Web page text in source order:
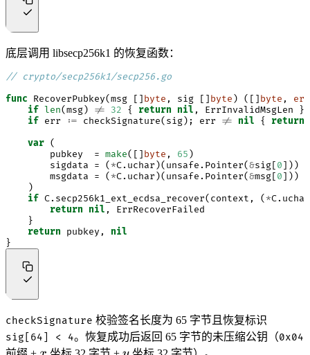
底层调用 libsecp256k1 的恢复函数：
// crypto/secp256k1/secp256.go
func
RecoverPubkey(msg [] byte , sig [] byte ) ([] byte ,
if len(msg) != 32 { return nil , ErrInvalidMsgLen
}
if err := checkSignature( sig); err != nil {
return
var (
pubkey
= make([] byte , 65 )
sigdata
= (*C. uchar )( unsafe . Pointer(&sig[0]))
msgdata
= (*C. uchar )( unsafe . Pointer(&msg[0]))
)
if C. secp256k1_ext_ecdsa_recover( context , (*C. uchar
return
nil ,
ErrRecoverFailed
}
return
pubkey ,
nil
}
checkSignature 校验签名长度为 65 字节且恢复标识
sig[64] < 4。恢复成功后返回 65 字节的未压缩公钥（0x04
x y